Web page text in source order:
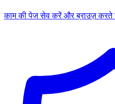
काम की पेज सेव करें और ब्राउज़ करते